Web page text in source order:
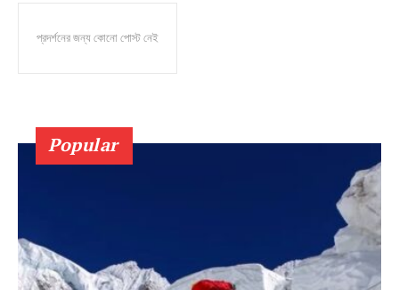
প্রদর্শনের জন্য কোনো পোস্ট নেই
Popular